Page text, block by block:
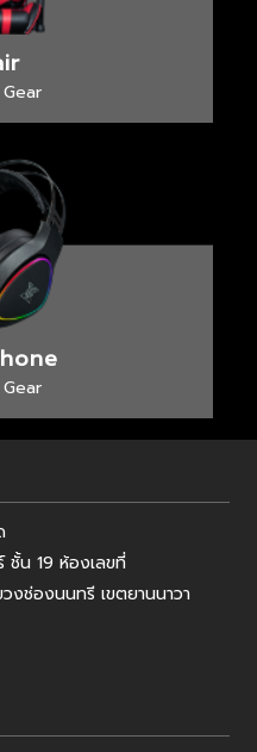
ชั้น 19 ห้องเลขที่
งช่องนนทรี เขตยานนาวา